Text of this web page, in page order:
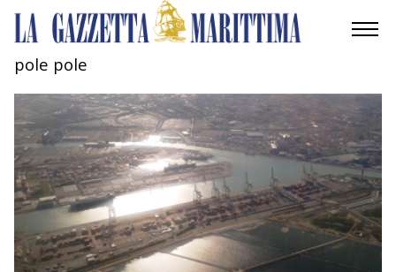
AMBIENTE
MOBILITÀ
INDUSTRIA
RICERCA
ECONOMIA
pole pole